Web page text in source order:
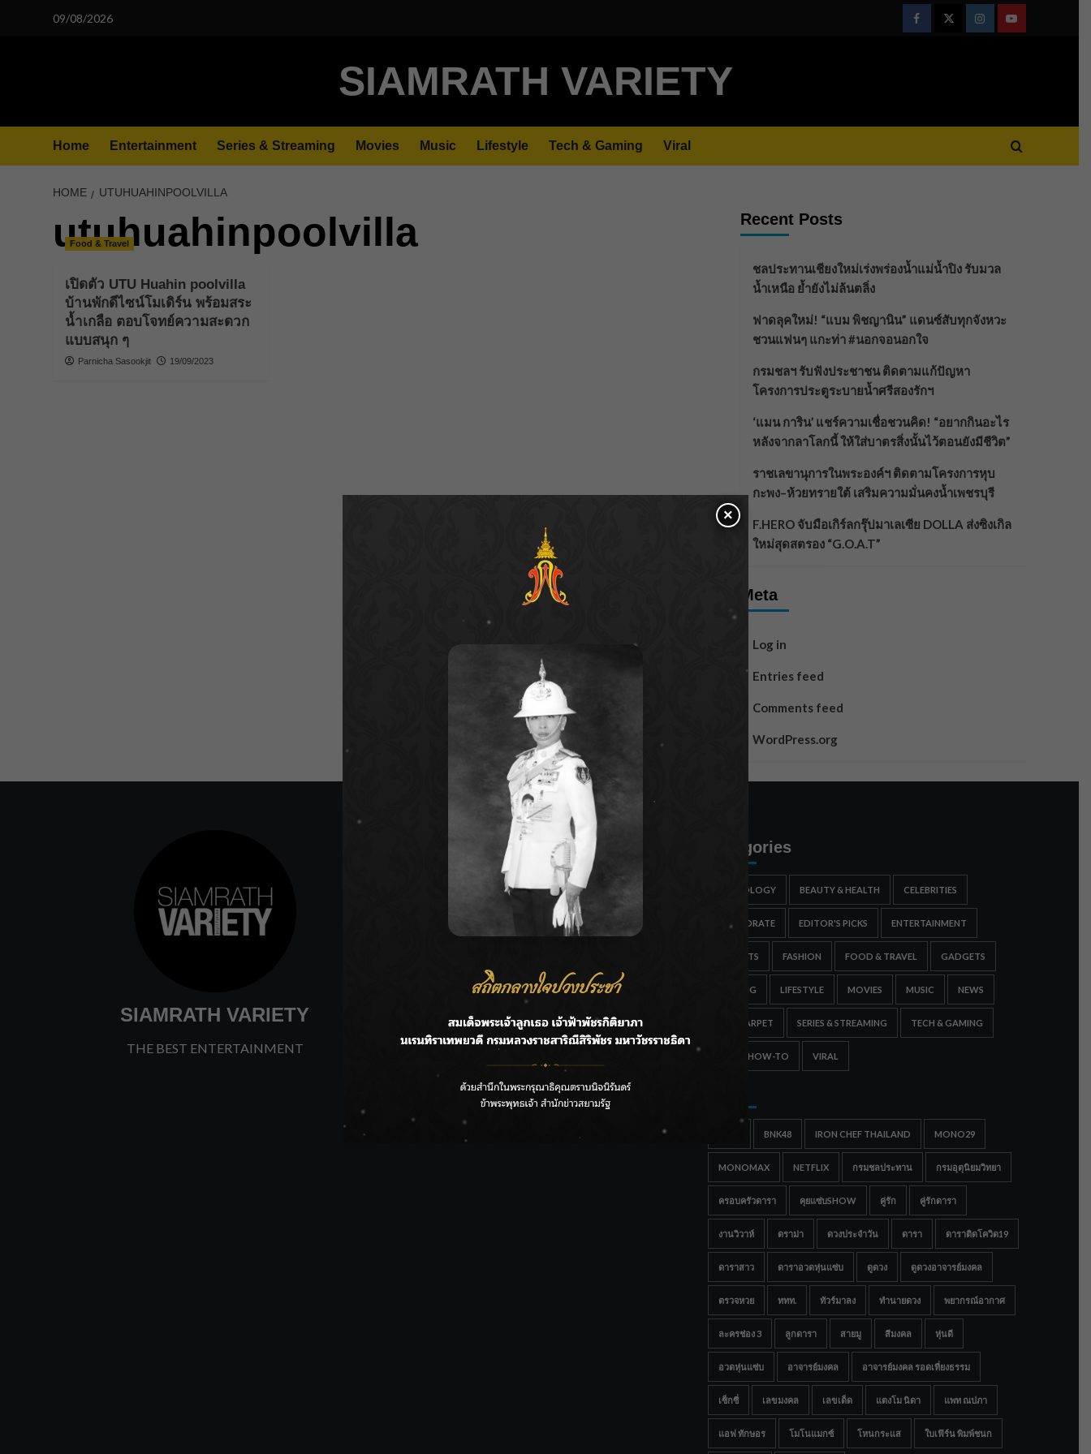
09/08/2026
FacebookTwitterInstagramYoutube
SIAMRATH VARIETY
Home Entertainment Series & Streaming Movies Music Lifestyle Tech & Gaming Viral
HOME UTUHUAHINPOOLVILLA
utuhuahinpoolvilla
Food & Travel
เปิดตัว UTU Huahin poolvilla
บ้านพักดีไซน์โมเดิร์น พร้อมสระ
น้ำเกลือ ตอบโจทย์ความสะดวก
แบบสนุก ๆ
Parnicha Sasookjit 19/09/2023
Recent Posts
ชลประทานเชียงใหม่เร่งพร่องน้ำแม่น้ำปิง รับมวล
น้ำเหนือ ย้ำยังไม่ล้นตลิ่ง
ฟาดลุคใหม่! “แบม พิชญานิน” แดนซ์สับทุกจังหวะ
ชวนแฟนๆ แกะท่า #นอกจอนอกใจ
กรมชลฯ รับฟังประชาชน ติดตามแก้ปัญหา
โครงการประตูระบายน้ำศรีสองรักฯ
‘แมน การิน’ แชร์ความเชื่อชวนคิด! “อยากกินอะไร
หลังจากลาโลกนี้ ให้ใส่บาตรสิ่งนั้นไว้ตอนยังมีชีวิต”
ราชเลขานุการในพระองค์ฯ ติดตามโครงการหุบ
กะพง–ห้วยทรายใต้ เสริมความมั่นคงน้ำเพชรบุรี
F.HERO จับมือเกิร์ลกรุ๊ปมาเลเซีย DOLLA ส่งซิงเกิล
ใหม่สุดสตรอง “G.O.A.T”
Meta
Log in
Entries feed
Comments feed
WordPress.org
SIAMRATH VARIETY
THE BEST ENTERTAINMENT
ชลประทานเชียงใหม่เร่งพร่องน้ำแม่น้ำปิง รับมวลน้ำเหนือ ย้ำ
ฟาดลุคใหม่! “แบม พิชญานิน” แดนซ์สับทุกจังหวะ ชวนแฟนๆ
กรมชลฯ รับฟังประชาชน ติดตามแก้ปัญหาโครงการประตู
ระบายน้ำศรีสองรักฯ
‘แมน การิน’ แชร์ความเชื่อชวนคิด! “อยากกินอะไรหลังจาก
ลาโลกนี้ ให้ใส่บาตรสิ่งนั้นไว้ตอนยังมีชีวิต”
ราชเลขานุการในพระองค์ฯ ติดตามโครงการหุบกะพง–ห้วย
ทรายใต้ เสริมความมั่นคงน้ำเพชรบุรี
Categories
ASTROLOGY BEAUTY & HEALTH CELEBRITIES
CORPORATE EDITOR'S PICKS ENTERTAINMENT
ESPORTS FASHION FOOD & TRAVEL GADGETS
GAMING LIFESTYLE MOVIES MUSIC NEWS
RED CARPET SERIES & STREAMING TECH & GAMING
TIPS & HOW-TO VIRAL
BNK48 IRON CHEF THAILAND MONO29
MONOMAX NETFLIX กรมชลประทาน กรมอุตุนิยมวิทยา
ครอบครัวดารา คุยแซ่บSHOW คู่รัก คู่รักดารา
งานวิวาห์ ดราม่า ดวงประจำวัน ดารา ดาราติดโควิด19
ดาราสาว ดาราอวดหุ่นแซ่บ ดูดวง ดูดวงอาจารย์มงคล
ตรวจหวย ททท. ทัวร์มาลง ทำนายดวง พยากรณ์อากาศ
ละครช่อง 3 ลูกดารา สายมู สีมงคล หุ่นดี
อวดหุ่นแซ่บ อาจารย์มงคล อาจารย์มงคล รอดเที่ยงธรรม
เซ็กซี่ เลขมงคล เลขเด็ด แตงโม นิดา แพท ณปภา
แอฟ ทักษอร โมโนแมกซ์ โหนกระแส ใบเฟิร์น พิมพ์ชนก
×